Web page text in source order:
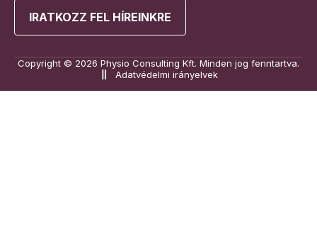
IRATKOZZ FEL HÍREINKRE
Copyright © 2026 Physio Consulting Kft. Minden jog fenntartva.
Adatvédelmi irányelvek